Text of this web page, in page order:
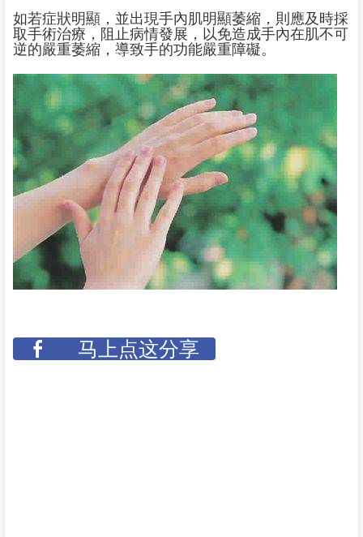
如若症狀明顯，並出現手內肌明顯萎縮，則應及時採
取手術治療，阻止病情發展，以免造成手內在肌不可
逆的嚴重萎縮，導致手的功能嚴重障礙。
马上点这分享